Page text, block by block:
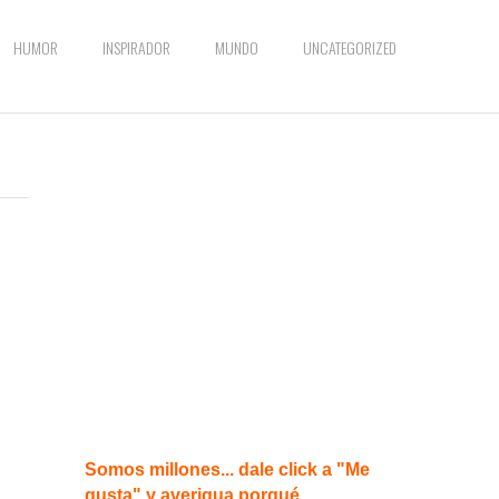
HUMOR INSPIRADOR MUNDO UNCATEGORIZED
Somos millones... dale click a "Me
gusta" y averigua porqué